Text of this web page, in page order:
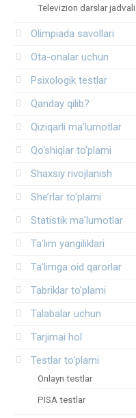
Televizion darslar jadvali
Olimpiada savollari
Ota-onalar uchun
Psixologik testlar
Qanday qilib?
Qiziqarli ma’lumotlar
Qo‘shiqlar to‘plami
Shaxsiy rivojlanish
She’rlar to‘plami
Statistik ma’lumotlar
Ta’lim yangiliklari
Ta’limga oid qarorlar
Tabriklar to'plami
Talabalar uchun
Tarjimai hol
Testlar to‘plami
Onlayn testlar
PISA testlar